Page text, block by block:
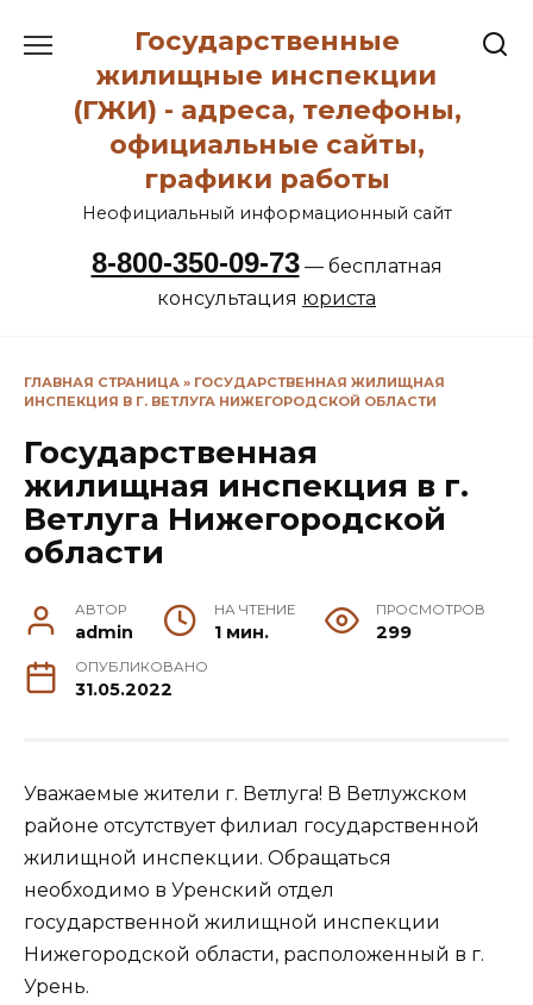
содержанию
Государственные
жилищные инспекции
(ГЖИ) - адреса, телефоны,
официальные сайты,
графики работы
Неофициальный информационный сайт
8-800-350-09-73— бесплатная
консультация юриста
ГЛАВНАЯ СТРАНИЦА » ГОСУДАРСТВЕННАЯ ЖИЛИЩНАЯ
ИНСПЕКЦИЯ В Г. ВЕТЛУГА НИЖЕГОРОДСКОЙ ОБЛАСТИ
Государственная
жилищная инспекция в г.
Ветлуга Нижегородской
области
АВТОР
admin
НА ЧТЕНИЕ
1 мин.
ПРОСМОТРОВ
299
ОПУБЛИКОВАНО
31.05.2022
Уважаемые жители г. Ветлуга! В Ветлужском
районе отсутствует филиал государственной
жилищной инспекции. Обращаться
необходимо в Уренский отдел
государственной жилищной инспекции
Нижегородской области, расположенный в г.
Урень.